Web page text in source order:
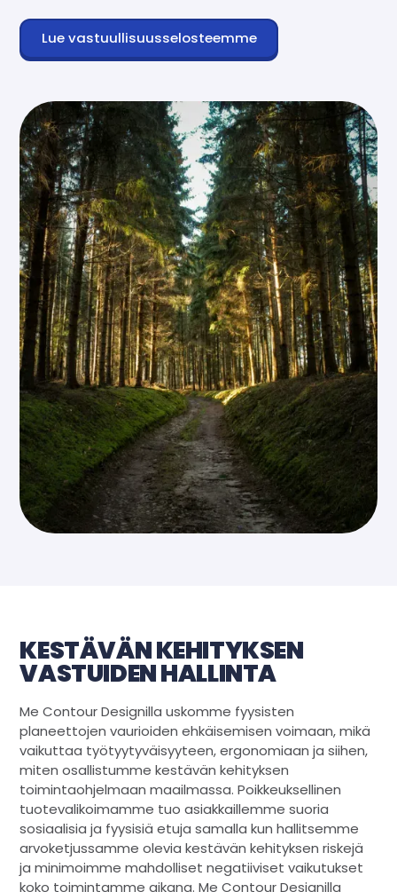
Lue vastuullisuusselosteemme
KESTÄVÄN KEHITYKSEN
VASTUIDEN HALLINTA
Me Contour Designilla uskomme fyysisten
planeettojen vaurioiden ehkäisemisen voimaan, mikä
vaikuttaa työtyytyväisyyteen, ergonomiaan ja siihen,
miten osallistumme kestävän kehityksen
toimintaohjelmaan maailmassa. Poikkeuksellinen
tuotevalikoimamme tuo asiakkaillemme suoria
sosiaalisia ja fyysisiä etuja samalla kun hallitsemme
arvoketjussamme olevia kestävän kehityksen riskejä
ja minimoimme mahdolliset negatiiviset vaikutukset
koko toimintamme aikana. Me Contour Designilla